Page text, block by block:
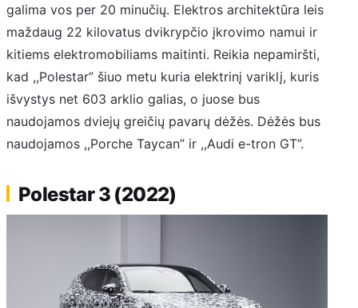
galima vos per 20 minučių. Elektros architektūra leis
maždaug 22 kilovatus dvikrypčio įkrovimo namui ir
kitiems elektromobiliams maitinti. Reikia nepamiršti,
kad ,,Polestar” šiuo metu kuria elektrinį variklį, kuris
išvystys net 603 arklio galias, o juose bus
naudojamos dviejų greičių pavarų dėžės. Dėžės bus
naudojamos ,,Porche Taycan” ir ,,Audi e-tron GT”.
Polestar 3 (2022)